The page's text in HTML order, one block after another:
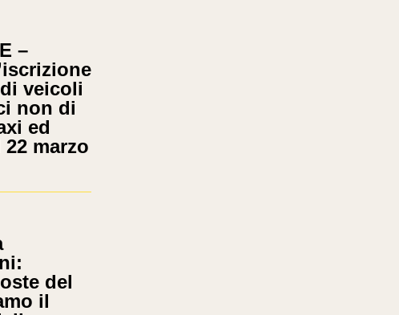
–
veicoli
non di
ed
marzo
del
il